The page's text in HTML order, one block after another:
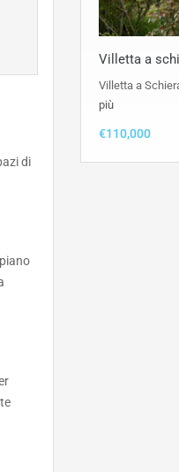
di
Villetta a
Villetta a
più
€110,000